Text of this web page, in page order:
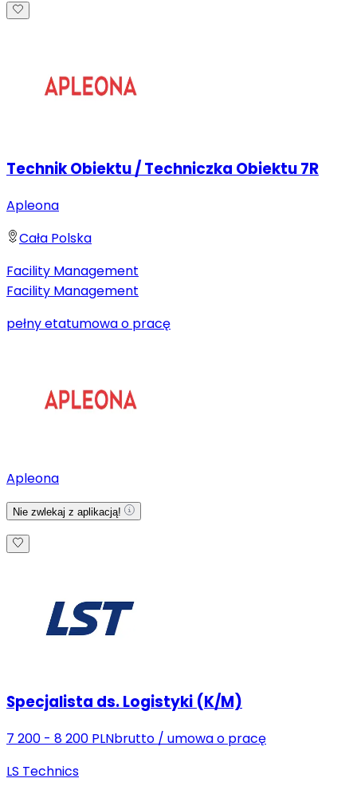
Technik Obiektu / Techniczka Obiektu 7R
Apleona
Cała Polska
Facility Management
Facility Management
pełny etatumowa o pracę
Apleona
Nie zwlekaj z aplikacją!
Specjalista ds. Logistyki (K/M)
7 200 - 8 200 PLNbrutto / umowa o pracę
LS Technics